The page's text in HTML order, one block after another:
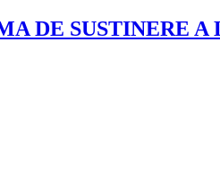
DE SUSTINERE